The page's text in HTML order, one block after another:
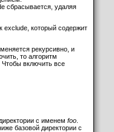
сбрасывается, удаляя
exclude, который содержит
рекурсивно, и
то алгоритм
Чтобы включить все
с именем foo
базовой директории с